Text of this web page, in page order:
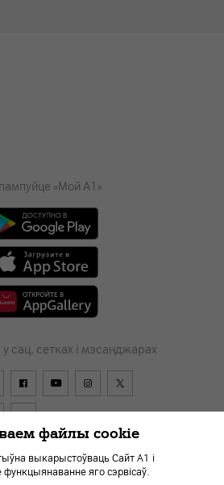
«Мой А1»
сац. сетках і мэсанджарах
Навіны
файлы cookie
выкарыстоўваць Сайт А1 і
яго сэрвісаў.